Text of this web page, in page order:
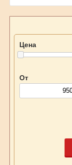
Цена
От